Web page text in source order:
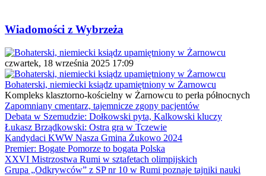
Wiadomości z Wybrzeża
czwartek, 18 września 2025 17:09
Bohaterski, niemiecki ksiądz upamiętniony w Żarnowcu
Kompleks klasztorno-kościelny w Żarnowcu to perła północnych
Zapomniany cmentarz, tajemnicze zgony pacjentów
Debata w Szemudzie: Dołkowski pyta, Kalkowski kluczy
Łukasz Brządkowski: Ostra gra w Tczewie
Kandydaci KWW Nasza Gmina Żukowo 2024
Premier: Bogate Pomorze to bogata Polska
XXVI Mistrzostwa Rumi w sztafetach olimpijskich
Grupa „Odkrywców” z SP nr 10 w Rumi poznaje tajniki nauki